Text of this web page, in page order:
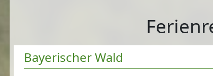
Bayerischer Wald